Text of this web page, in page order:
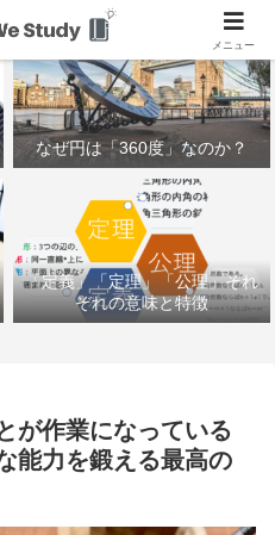
なぜ円は「360度」なのか？
「定義」「定理」「公理」それ
ぞれの意味と特徴
が作業になっている
能力を鍛える最高の
メニュー